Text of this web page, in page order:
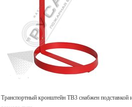
Транспортный кронштейн ТВ3 снабжен подставкой